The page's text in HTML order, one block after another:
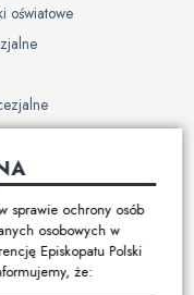
oświatowe
sprawie ochrony osób
osobowych w
Episkopatu Polski
że: